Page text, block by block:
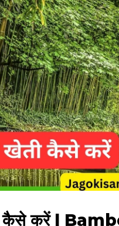
कैसे करें |